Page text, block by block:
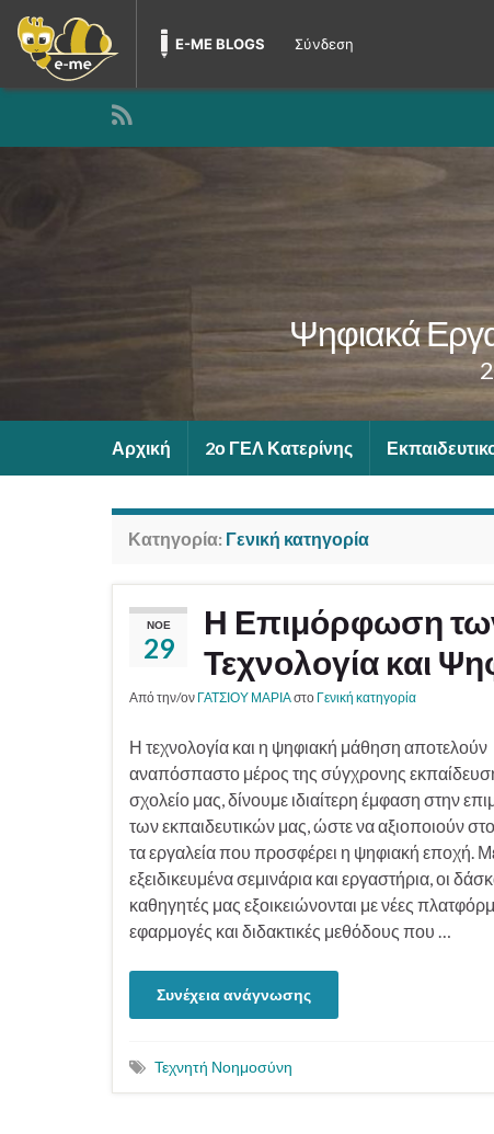
E-ME BLOGS Σύνδεση
Ψηφιακά
Αρχική 2ο ΓΕΛ Κατερίνης
Κατηγορία: Γενική κατηγορία
ΝΟΈ
29
Η Επιμόρφωση
Τεχνολογία και
Από την/ον ΓΑΤΣΙΟΥ ΜΑΡΙΑστο Γενική κατηγορία
Η τεχνολογία και η ψηφιακή μάθηση αποτελούν
αναπόσπαστο μέρος της σύγχρονης
σχολείο μας, δίνουμε ιδιαίτερη έμφαση στην
των εκπαιδευτικών μας, ώστε να αξιοποιούν
τα εργαλεία που προσφέρει η ψηφιακή εποχή.
εξειδικευμένα σεμινάρια και εργαστήρια, οι
καθηγητές μας εξοικειώνονται με νέες
εφαρμογές και διδακτικές μεθόδους που …
Συνέχεια ανάγνωσης
Τεχνητή Νοημοσύνη